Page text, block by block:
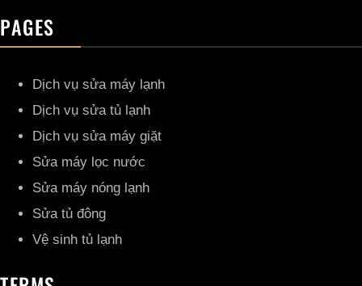
PAGES
Dịch vụ sửa máy lạnh
Dịch vụ sửa tủ lạnh
Dịch vụ sửa máy giặt
Sửa máy lọc nước
Sửa máy nóng lạnh
Sửa tủ đông
Vệ sinh tủ lạnh